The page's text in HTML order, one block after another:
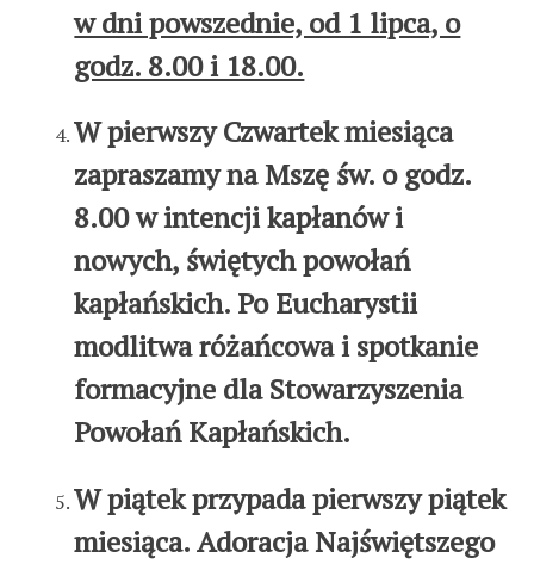
w dni powszednie, od 1 lipca, o
godz. 8.00 i 18.00.
W pierwszy Czwartek miesiąca
zapraszamy na Mszę św. o godz.
8.00 w intencji kapłanów i
nowych, świętych powołań
kapłańskich. Po Eucharystii
modlitwa różańcowa i spotkanie
formacyjne dla Stowarzyszenia
Powołań Kapłańskich.
W piątek przypada pierwszy piątek
miesiąca. Adoracja Najświętszego